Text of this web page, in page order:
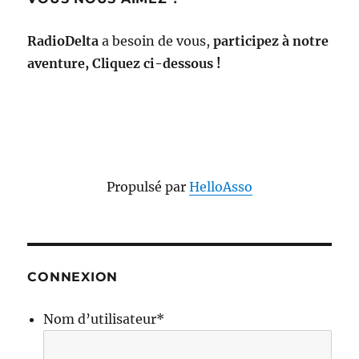
RadioDelta a besoin de vous,participez à notre
aventure, Cliquez ci-dessous !
Propulsé par HelloAsso
CONNEXION
Nom d’utilisateur*